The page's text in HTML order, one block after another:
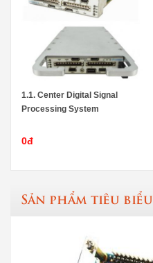
1.1. Center Digital Signal
Processing System
0đ
Sản phẩm tiêu biểu